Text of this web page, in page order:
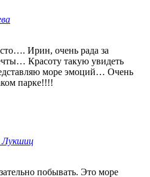
Ирин, очень рада за
Красоту такую увидеть
море эмоций… Очень
парке!!!!
Лукшиц
побывать. Это море